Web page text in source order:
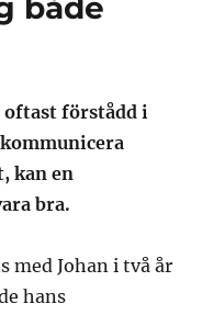
både
oftast förstådd i
kan en
bra.
med Johan i två år
hans